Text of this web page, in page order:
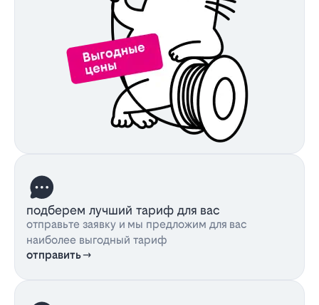
подберем лучший тариф для вас
отправьте заявку и мы предложим для вас
наиболее выгодный тариф
отправить